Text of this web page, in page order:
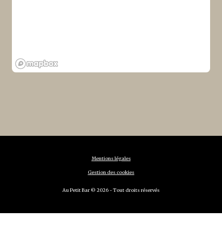
Mentions légales
Gestion des cookies
Au Petit Bar © 2026 - Tout droits réservés